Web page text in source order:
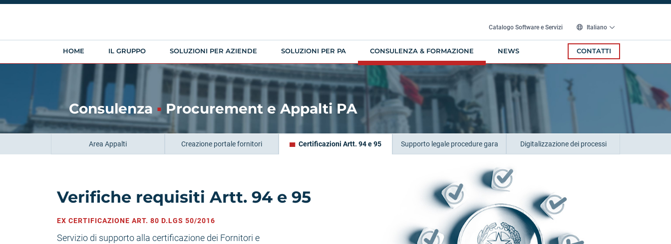
Catalogo Software e Servizi Italiano
HOME IL GRUPPO SOLUZIONI PER AZIENDE SOLUZIONI PER PA CONSULENZA & FORMAZIONE NEWS CONTATTI
Consulenza ▪ Procurement e Appalti PA
Area Appalti Creazione portale fornitori Certificazioni Artt. 94 e 95 Supporto legale procedure gara Digitalizzazione dei processi
Verifiche requisiti Artt. 94 e 95
EX CERTIFICAZIONE ART. 80 D.LGS 50/2016
Servizio di supporto alla certificazione dei Fornitori e